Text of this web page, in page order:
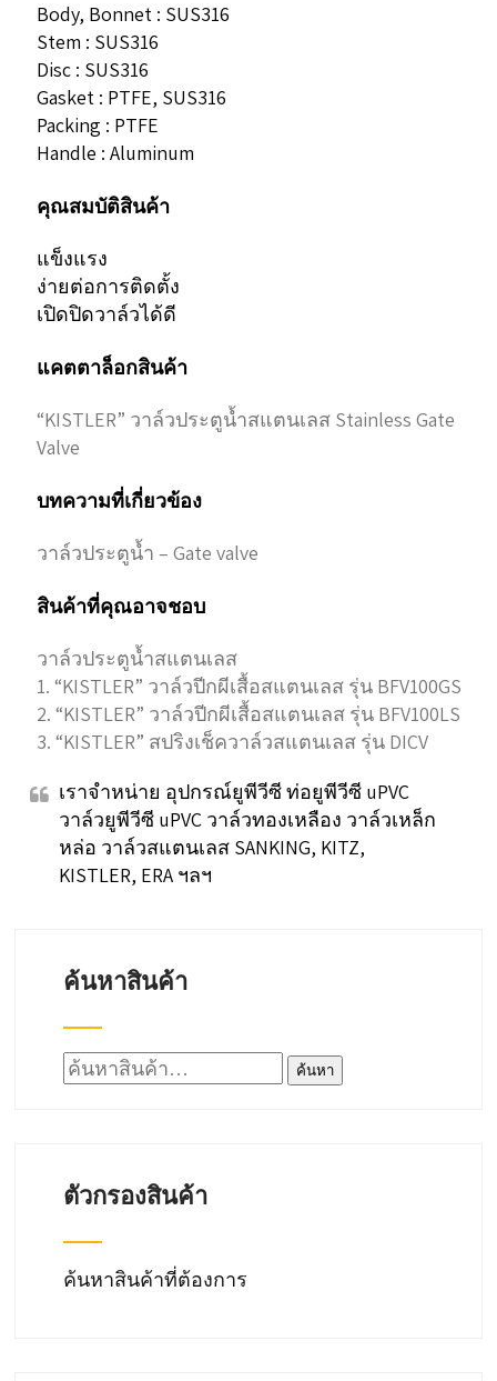
Body, Bonnet : SUS316
Stem : SUS316
Disc : SUS316
Gasket : PTFE, SUS316
Packing : PTFE
Handle : Aluminum
คุณสมบัติสินค้า
แข็งแรง
ง่ายต่อการติดตั้ง
เปิดปิดวาล์วได้ดี
แคตตาล็อกสินค้า
“KISTLER” วาล์วประตูน้ำสแตนเลส Stainless Gate
Valve
บทความที่เกี่ยวข้อง
วาล์วประตูน้ำ – Gate valve
สินค้าที่คุณอาจชอบ
วาล์วประตูน้ำสแตนเลส
1. “KISTLER” วาล์วปีกผีเสื้อสแตนเลส รุ่น BFV100GS
2. “KISTLER” วาล์วปีกผีเสื้อสแตนเลส รุ่น BFV100LS
3. “KISTLER” สปริงเช็ควาล์วสแตนเลส รุ่น DICV
เราจำหน่าย อุปกรณ์ยูพีวีซี ท่อยูพีวีซี uPVC
วาล์วยูพีวีซี uPVC วาล์วทองเหลือง วาล์วเหล็ก
หล่อ วาล์วสแตนเลส SANKING, KITZ,
KISTLER, ERA ฯลฯ
ค้นหาสินค้า
ค้นหา: ค้นหา
ตัวกรองสินค้า
ค้นหาสินค้าที่ต้องการ